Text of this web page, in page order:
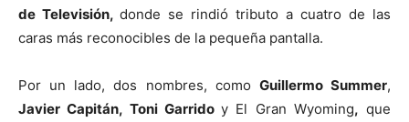
de Televisión, donde se rindió tributo a cuatro de las
caras más reconocibles de la pequeña pantalla.
Por un lado, dos nombres, como Guillermo Summer,
Javier Capitán, Toni Garrido y El Gran Wyoming, que